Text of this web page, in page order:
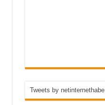
Tweets by netinternethabe